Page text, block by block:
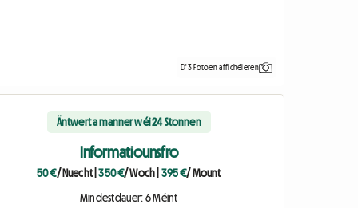
D'3 Fotoen affichéieren
Äntwert a manner wéi 24 Stonnen
Informatiounsfro
50 €/ Nuecht|350 €/ Woch 395 €/ Mount
Mindestdauer: 6 Méint